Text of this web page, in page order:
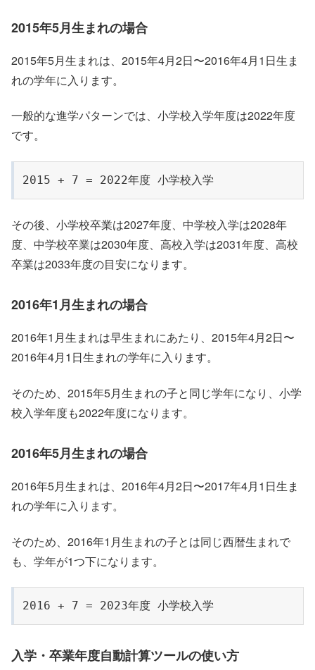
2015年5月生まれの場合
2015年5月生まれは、2015年4月2日〜2016年4月1日生ま
れの学年に入ります。
一般的な進学パターンでは、小学校入学年度は2022年度
です。
2015 + 7 = 2022年度 小学校入学
その後、小学校卒業は2027年度、中学校入学は2028年
度、中学校卒業は2030年度、高校入学は2031年度、高校
卒業は2033年度の目安になります。
2016年1月生まれの場合
2016年1月生まれは早生まれにあたり、2015年4月2日〜
2016年4月1日生まれの学年に入ります。
そのため、2015年5月生まれの子と同じ学年になり、小学
校入学年度も2022年度になります。
2016年5月生まれの場合
2016年5月生まれは、2016年4月2日〜2017年4月1日生ま
れの学年に入ります。
そのため、2016年1月生まれの子とは同じ西暦生まれで
も、学年が1つ下になります。
2016 + 7 = 2023年度 小学校入学
入学・卒業年度自動計算ツールの使い方